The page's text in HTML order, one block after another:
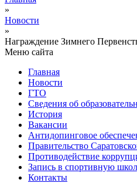
»
Новости
»
Награждение Зимнего
Меню сайта
Главная
Новости
ГТО
Сведения об
История
Вакансии
Антидопинговое
Правительство
Противодействие
Запись в спортивную
Контакты